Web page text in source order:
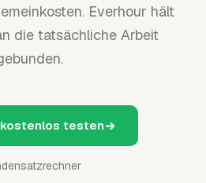
Everhour hält
die tatsächliche Arbeit
kostenlos testen